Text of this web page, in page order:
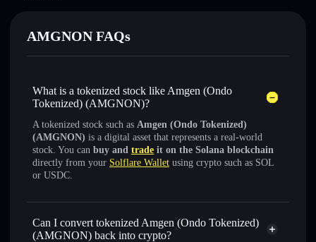
AMGNON FAQs
What is a tokenized stock like Amgen (Ondo
Tokenized) (AMGNON)?
A tokenized stock such as Amgen (Ondo Tokenized)
(AMGNON) is a digital asset that represents a real-world
stock. You can buy and trade it on the Solana blockchain
directly from your Solflare Wallet using crypto such as SOL
or USDC.
Can I convert tokenized Amgen (Ondo Tokenized)
(AMGNON) back into crypto?